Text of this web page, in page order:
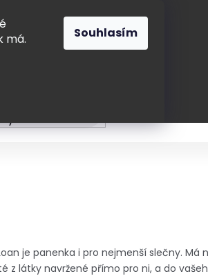
má.
Souhlasím
je panenka i pro nejmenší slečny. Má
z látky navržené přímo pro ni, a do